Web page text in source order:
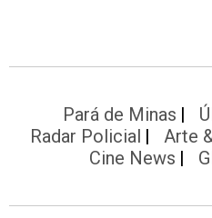
Pará de Minas
Radar Policial
Arte
Cine News